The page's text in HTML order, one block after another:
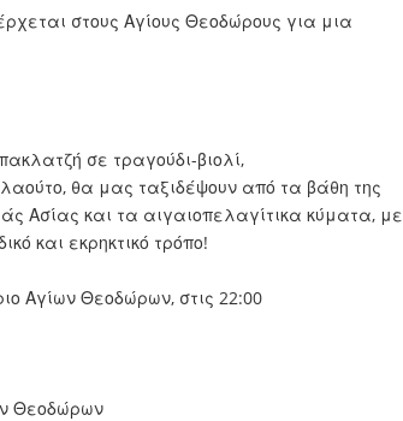
στους Αγίους Θεοδώρους για μια
σε τραγούδι-βιολί,
θα μας ταξιδέψουν από τα βάθη της
Ασίας και τα αιγαιοπελαγίτικα κύματα, με
και εκρηκτικό τρόπο!
Αγίων Θεοδώρων, στις 22:00
Θεοδώρων